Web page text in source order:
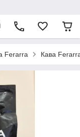
Ferarra Кава